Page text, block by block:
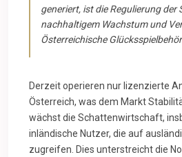
generiert, ist die Regulierung der
nachhaltigem Wachstum und
Österreichische
Derzeit operieren nur lizenzierte
Österreich, was dem Markt
wächst die Schattenwirtschaft,
inländische Nutzer, die auf
zugreifen. Dies unterstreicht die